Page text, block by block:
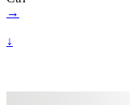
→
↓